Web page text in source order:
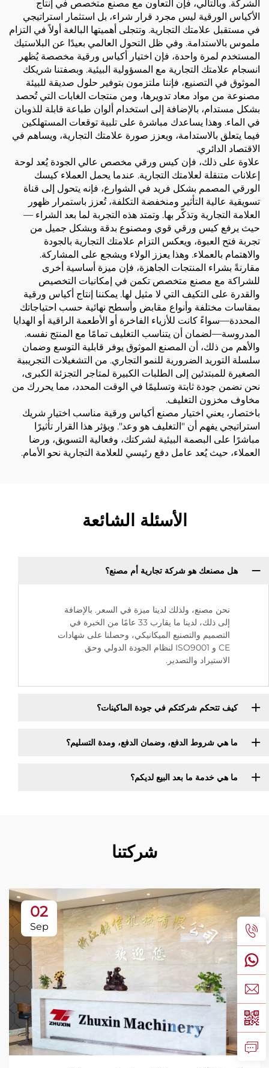
الشركة. وبالتالي، فإن التعاون مع مصنع متخصص في إنتاج
الأكياس الورقية ليس مجرد قرار شراء، بل استثمار استراتيجي
في مستقبل علامتك التجارية. وتتجلى أهميتها البالغة أولاً في التزام
ملموس بالاستدامة. وفي ظل التحول العالمي بعيدًا عن البلاستيك
المستخدم لمرة واحدة، فإن اختيار أكياس ورقية مخصصة يُظهر
انسجام علامتك التجارية مع المسؤولية البيئية. وبصفتنا شريكك
الموثوق في التصنيع، فإننا ملتزمون بتوفير حلول صديقة للبيئة
مصنوعة من مواد معاد تدويرها، ومن منتجات الغابات التي تُحصد
بشكل مستدام، بالإضافة إلى استخدام ألوان طباعة قابلة للذوبان
في الماء. وهذا يساعدك مباشرة على تلبية توقعات المستهلكين
فيما يتعلق بالاستدامة، ويعزز صورة علامتك التجارية، ويساهم في
الاقتصاد الدائري.
علاوة على ذلك، فإن كيس ورقي مخصص عالي الجودة يُعد لوحة
إعلانات متنقلة لعلامتك التجارية. عندما يحمل العملاء كيسك
الورقي المصمم بشكل فريد في الشوارع، فإنه يتحول إلى قناة
تسويقية عالية التأثير ومنخفضة التكلفة، تُعزز باستمرار ظهور
العلامة التجارية وتذكّر بها. وتمتد هذه التجربة لما بعد الشراء —
حيث يرفع كيس ورقي قوي ومصنوع بدقة وبشكل جميل من
تجربة فتح العبوة، ويعكس التزام علامتك التجارية بالجودة
والاهتمام بالعملاء. وهذا يعزز الولاء ويشجع على المشاركة.
مقارنةً بشراء المنتجات الجاهزة، فإن ميزة أساسية أخرى
للشراكة مع مصنع متخصص تكمن في إمكانيات التخصيص
والقدرة على التكيف التي لا مثيل لها. يمكننا إنتاج أكياس ورقية
بمقاسات مختلفة وأنواع مقابض وأسطح نهائية حسب احتياجاتك
المحددة—سواءً كانت للأزياء الفاخرة أو الأطعمة الراقية أو الهدايا
المدروسة—لضمان أن يتناسب التغليف تمامًا مع المنتج نفسه.
والأهم من ذلك، أن المصنع الموثوق يوفر قابلية التوسع وضمان
سلسلة التوريد الضرورية للنمو التجاري. من التشغيلات التجريبية
الصغيرة للمبتدئين إلى الطلبات الكبيرة لمتاجر التجزئة الكبرى،
نحن نضمن جودة ثابتة وتسليمًا في الوقت المحدد، مما يحررك من
مخاوف مخزون التغليف.
باختصار، يعني اختيار مصنع أكياس ورقية مناسب اختيار شريك
استراتيجي يفهم أن "التغليف هو وعد". ويؤثر هذا القرار تأثيرًا
مباشرًا على البصمة البيئية لشركتك، وفعالية التسويق، ورضا
العملاء، حيث يُعد عامل دفع رئيسي للعلامة التجارية نحو الأمام.
الأسئلة الشائعة
هل مصنعك هو شركة تجارية أم مصنع؟
نحن مصنع، ولذلك لدينا ميزة في السعر. بالإضافة
إلى ذلك، لدينا ما يقارب 33 عامًا من الخبرة في
التصميم والتصنيع الميكانيكي، وحصلنا على شهادات
CE و ISO9001 لنظام الجودة الدولي وحق
الاستيراد والتصدير.
كيف تتحكم شركتكم في جودة الماكينات؟
ما هي شروط الدفع، وضمان الدفع، ومدة التسليم؟
ما هي خدمة ما بعد البيع لديكم؟
شركتنا
02
Sep